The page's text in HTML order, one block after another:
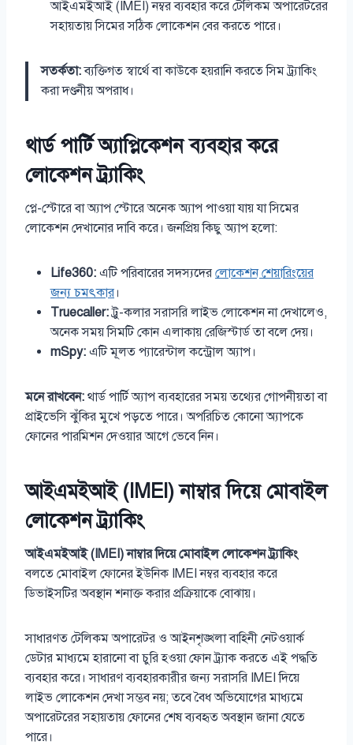
আইএমইআই (IMEI) নম্বর ব্যবহার করে টেলিকম অপারেটরের
সহায়তায় সিমের সঠিক লোকেশন বের করতে পারে।
সতর্কতা:ব্যক্তিগত স্বার্থে বা কাউকে হয়রানি করতে সিম ট্র্যাকিং
করা দণ্ডনীয় অপরাধ।
থার্ড পার্টি অ্যাপ্লিকেশন ব্যবহার করে
লোকেশন ট্র্যাকিং
প্লে-স্টোরে বা অ্যাপ স্টোরে অনেক অ্যাপ পাওয়া যায় যা সিমের
লোকেশন দেখানোর দাবি করে। জনপ্রিয় কিছু অ্যাপ হলো:
Life360: এটি পরিবারের সদস্যদের লোকেশন শেয়ারিংয়ের
জন্য চমৎকার ।
Truecaller:ট্রু-কলার সরাসরি লাইভ লোকেশন না দেখালেও,
অনেক সময় সিমটি কোন এলাকায় রেজিস্টার্ড তা বলে দেয়।
mSpy: এটি মূলত প্যারেন্টাল কন্ট্রোল অ্যাপ।
মনে রাখবেন: থার্ড পার্টি অ্যাপ ব্যবহারের সময় তথ্যের গোপনীয়তা বা
প্রাইভেসি ঝুঁকির মুখে পড়তে পারে। অপরিচিত কোনো অ্যাপকে
ফোনের পারমিশন দেওয়ার আগে ভেবে নিন।
আইএমইআই (IMEI) নাম্বার দিয়ে মোবাইল
লোকেশনট্র্যাকিং
আইএমইআই (IMEI) নাম্বার দিয়ে মোবাইল লোকেশন ট্র্যাকিং
বলতে মোবাইল ফোনের ইউনিক IMEI নম্বর ব্যবহার করে
ডিভাইসটির অবস্থান শনাক্ত করার প্রক্রিয়াকে বোঝায়।
সাধারণত টেলিকম অপারেটর ও আইনশৃঙ্খলা বাহিনী নেটওয়ার্ক
ডেটার মাধ্যমে হারানো বা চুরি হওয়া ফোন ট্র্যাক করতে এই পদ্ধতি
ব্যবহার করে। সাধারণ ব্যবহারকারীর জন্য সরাসরি IMEI দিয়ে
লাইভ লোকেশন দেখা সম্ভব নয়; তবে বৈধ অভিযোগের মাধ্যমে
অপারেটরের সহায়তায় ফোনের শেষ ব্যবহৃত অবস্থান জানা যেতে
পারে।